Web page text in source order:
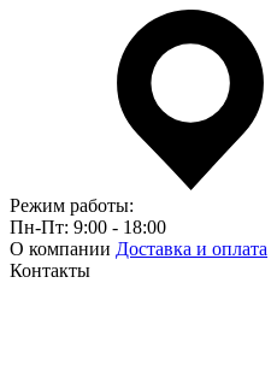
Режим работы:
Пн-Пт: 9:00 - 18:00
О компании Доставка и оплата
Контакты